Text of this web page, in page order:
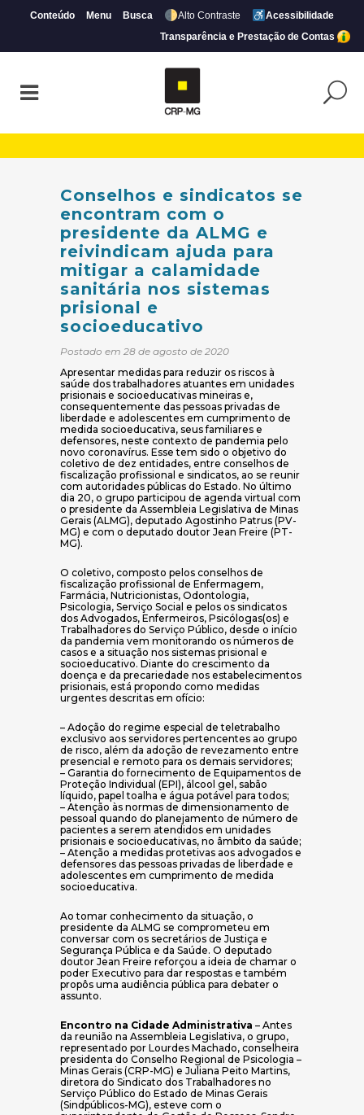
Conteúdo Menu Busca Alto Contraste
Acessibilidade
Transparência e Prestação de Contas
Conselhos e sindicatos se
encontram com o
presidente da ALMG e
reivindicam ajuda para
mitigar a calamidade
sanitária nos sistemas
prisional e
socioeducativo
Postado em 28 de agosto de 2020
Apresentar medidas para reduzir os riscos à
saúde dos trabalhadores atuantes em unidades
prisionais e socioeducativas mineiras e,
consequentemente das pessoas privadas de
liberdade e adolescentes em cumprimento de
medida socioeducativa, seus familiares e
defensores, neste contexto de pandemia pelo
novo coronavírus. Esse tem sido o objetivo do
coletivo de dez entidades, entre conselhos de
fiscalização profissional e sindicatos, ao se reunir
com autoridades públicas do Estado. No último
dia 20, o grupo participou de agenda virtual com
o presidente da Assembleia Legislativa de Minas
Gerais (ALMG), deputado Agostinho Patrus (PV-
MG) e com o deputado doutor Jean Freire (PT-
MG).
O coletivo, composto pelos conselhos de
fiscalização profissional de Enfermagem,
Farmácia, Nutricionistas, Odontologia,
Psicologia, Serviço Social e pelos os sindicatos
dos Advogados, Enfermeiros, Psicólogas(os) e
Trabalhadores do Serviço Público, desde o início
da pandemia vem monitorando os números de
casos e a situação nos sistemas prisional e
socioeducativo. Diante do crescimento da
doença e da precariedade nos estabelecimentos
prisionais, está propondo como medidas
urgentes descritas em ofício:
– Adoção do regime especial de teletrabalho
exclusivo aos servidores pertencentes ao grupo
de risco, além da adoção de revezamento entre
presencial e remoto para os demais servidores;
– Garantia do fornecimento de Equipamentos de
Proteção Individual (EPI), álcool gel, sabão
líquido, papel toalha e água potável para todos;
– Atenção às normas de dimensionamento de
pessoal quando do planejamento de número de
pacientes a serem atendidos em unidades
prisionais e socioeducativas, no âmbito da saúde;
– Atenção a medidas protetivas aos advogados e
defensores das pessoas privadas de liberdade e
adolescentes em cumprimento de medida
socioeducativa.
Ao tomar conhecimento da situação, o
presidente da ALMG se comprometeu em
conversar com os secretários de Justiça e
Segurança Pública e da Saúde. O deputado
doutor Jean Freire reforçou a ideia de chamar o
poder Executivo para dar respostas e também
propôs uma audiência pública para debater o
assunto.
Encontro na Cidade Administrativa – Antes
da reunião na Assembleia Legislativa, o grupo,
representado por Lourdes Machado, conselheira
presidenta do Conselho Regional de Psicologia –
Minas Gerais (CRP-MG) e Juliana Peito Martins,
diretora do Sindicato dos Trabalhadores no
Serviço Público do Estado de Minas Gerais
(Sindpúblicos-MG), esteve com o